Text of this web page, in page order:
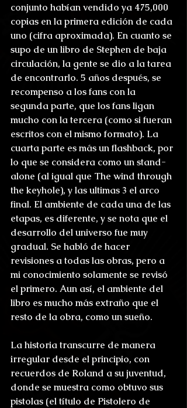
conjunto habían vendido ya 475,000
copias en la primera edición de cada
uno (cifra aproximada). En cuanto se
supo de un libro de Stephen de baja
circulación, la gente se dio a la tarea
de encontrarlo. 5 años después, se
recompenso a los fans con la
segunda parte, que los fans ligan
mucho con la tercera (como si fueran
escritos con el mismo formato). La
cuarta parte es más un flashback, por
lo que se considera como un stand-
alone (al igual que The wind through
the keyhole), y las ultimas 3 el arco
final. El ambiente de cada una de las
etapas, es diferente, y se nota que el
desarrollo del universo fue muy
gradual. Se habló de hacer
revisiones a todas las obras, pero a
mi conocimiento solamente se revisó
el primero. Aun así, el ambiente del
libro es mucho más extraño que el
resto de la obra, como un sueño.
La historia transcurre de manera
irregular desde el principio, con
recuerdos de Roland a su juventud,
donde se muestra como obtuvo sus
pistolas (el título de Pistolero de